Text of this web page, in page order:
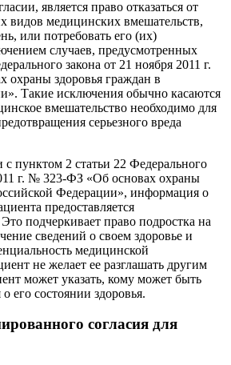
является право отказаться от
видов медицинских вмешательств,
или потребовать его (их)
случаев, предусмотренных
закона от 21 ноября 2011 г.
здоровья граждан в
Такие исключения обычно касаются
вмешательство необходимо для
серьезного вреда
с пунктом 2 статьи 22 Федерального
г. № 323-ФЗ «Об основах охраны
Федерации», информация о
предоставляется
подчеркивает право подростка на
сведений о своем здоровье и
медицинской
не желает ее разглашать другим
может указать, кому может быть
его состоянии здоровья.
согласия для